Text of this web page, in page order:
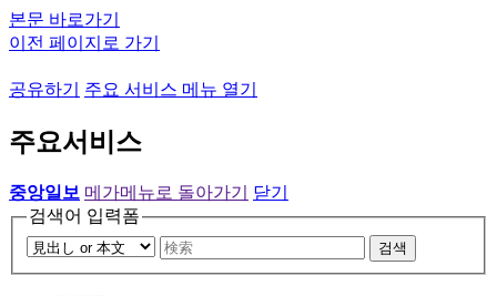
본문 바로가기
이전 페이지로 가기
공유하기 주요 서비스 메뉴 열기
주요서비스
중앙일보 메가메뉴로 돌아가기
닫기
검색어 입력폼
검색